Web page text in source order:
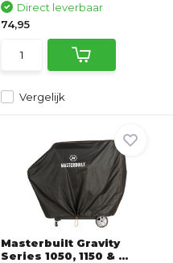
Vergelijk
Direct leverbaar
74,95
Masterbuilt Gravity
Series 1050, 1150 & ...